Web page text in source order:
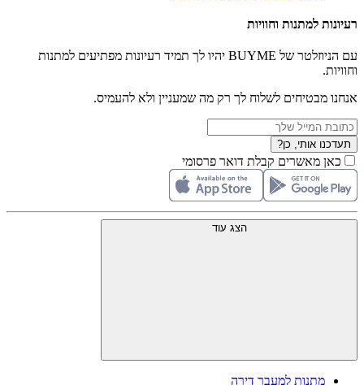
רעיונות למתנות וחוויות
עם הניוזלטר של BUYME יהיו לך תמיד רעיונות מפתיעים למתנות
וחוויות.
אנחנו מבטיחים לשלוח לך רק מה שמעניין ולא להעמיס.
תעדכנו אותי, כן?
כאן מאשרים קבלת דואר פרסומי
הצג עוד
מתנות למעבר דירה